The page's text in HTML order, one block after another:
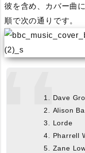
彼を含め、カバー曲
順で次の通りです。
Dave
Alison
Lorde
Pharrell
Zane